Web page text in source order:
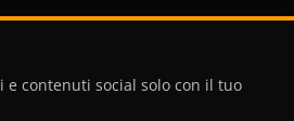
e contenuti social solo con il tuo